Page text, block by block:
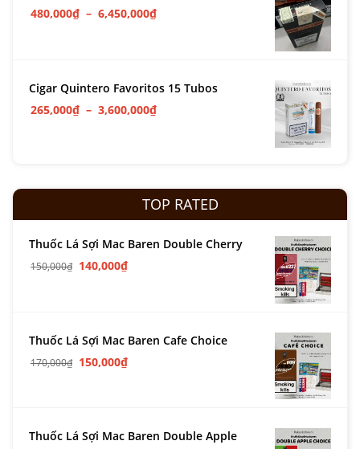
480,000₫ – 6,450,000₫
Cigar Quintero Favoritos 15 Tubos
265,000₫ – 3,600,000₫
TOP RATED
Thuốc Lá Sợi Mac Baren Double Cherry
150,000₫ 140,000₫
Thuốc Lá Sợi Mac Baren Cafe Choice
170,000₫ 150,000₫
Thuốc Lá Sợi Mac Baren Double Apple